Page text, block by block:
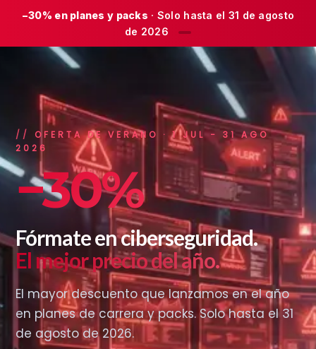
−30% en planes y packs · Solo hasta el 31 de agosto
de 2026
OFERTA DE VERANO · 1 JUL − 31 AGO
2026
−30%
Fórmate en ciberseguridad.
El mejor precio del año.
El mayor descuento que lanzamos en el año
en planes de carrera y packs. Solo hasta el 31
de agosto de 2026.